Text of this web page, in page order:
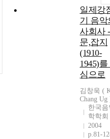
일제강
기 음악
사회사
문,잡지
(1910-
1945)를
심으로
김창욱 (
Chang Ug
한국음
학학회
2004
p.81-